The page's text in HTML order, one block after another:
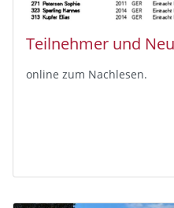
online zum Nachlesen.